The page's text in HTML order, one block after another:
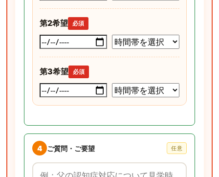
第2希望 必須
第3希望 必須
4 ご質問・ご要望 任意
ご質問・ご要望